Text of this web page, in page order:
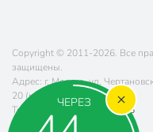
ЧЕРЕЗ
Copyright © 2011-2026. Все
защищены.
Адрес: г. Москва, ул.
20 (метро Южная)
Телефон:
8 (800) 770-77-06
Почта:sales@poryadok.ru